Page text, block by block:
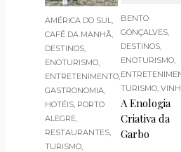
AMÉRICA DO SUL
CAFÉ DA MANHÃ,
DESTINOS,
ENOTURISMO,
ENTRETENIMENTO,
GASTRONOMIA,
HOTÉIS, PORTO
ALEGRE,
RESTAURANTES,
TURISMO,
BENTO
GONÇALVES,
DESTINOS,
ENOTURISMO,
TURISMO,
A Enologia
Criativa da
Garbo